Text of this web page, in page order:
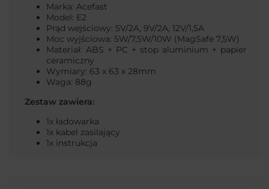
Marka: Acefast
Model: E2
Prąd wejściowy: 5V/2A, 9V/2A, 12V/1,5A
Moc wyjściowa: 5W/7,5W/10W (MagSafe 7,5W)
Materiał: ABS + PC + stop aluminium + papier
ceramiczny
Wymiary: 63 x 63 x 28mm
Waga: 88g
Zestaw zawiera:
1x ładowarka
1x kabel zasilający
1x instrukcja